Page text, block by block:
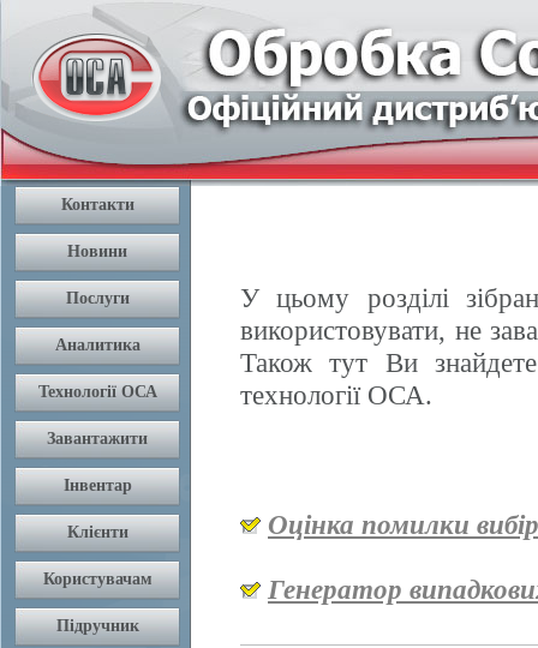
У цьому розділі
використовувати, не
Також тут Ви
технології ОСА.
Оцінка помилки
Генератор